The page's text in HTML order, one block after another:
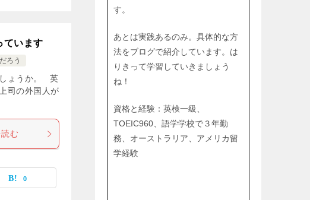
ています
ろう
しょうか。 英
司の外国人が
む
0
す。
あとは実践あるのみ。具体的な方
法をブログで紹介しています。は
りきって学習していきましょう
ね！
資格と経験：英検一級、
TOEIC960、語学学校で３年勤
務、オーストラリア、アメリカ留
学経験